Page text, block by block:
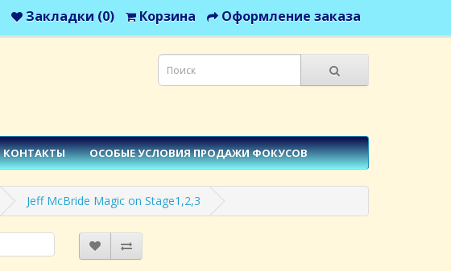
Закладки (0) Корзина Оформление заказа
КОНТАКТЫ ОСОБЫЕ УСЛОВИЯ ПРОДАЖИ ФОКУСОВ
Jeff McBride Magic on Stage1,2,3